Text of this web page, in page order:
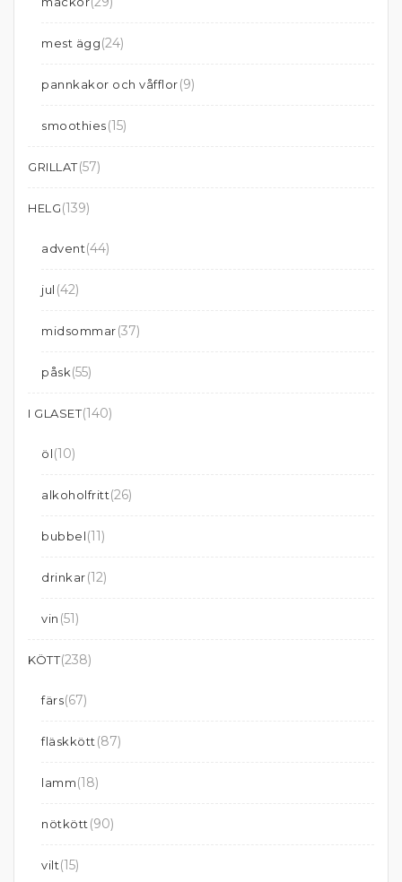
mest ägg(24)
pannkakor och våfflor(9)
smoothies(15)
GRILLAT(57)
HELG(139)
advent(44)
jul (42)
midsommar(37)
påsk(55)
I GLASET(140)
öl(10)
alkoholfritt(26)
bubbel(11)
drinkar(12)
vin (51)
KÖTT(238)
färs(67)
fläskkött (87)
lamm(18)
nötkött (90)
vilt(15)